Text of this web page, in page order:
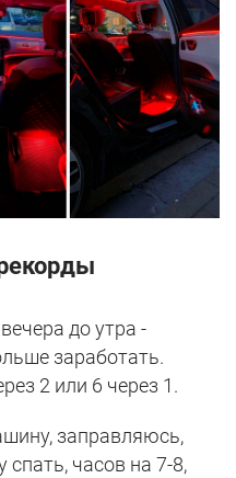
до утра -
заработать.
2 или 6 через 1.
заправляюсь,
часов на 7-8,